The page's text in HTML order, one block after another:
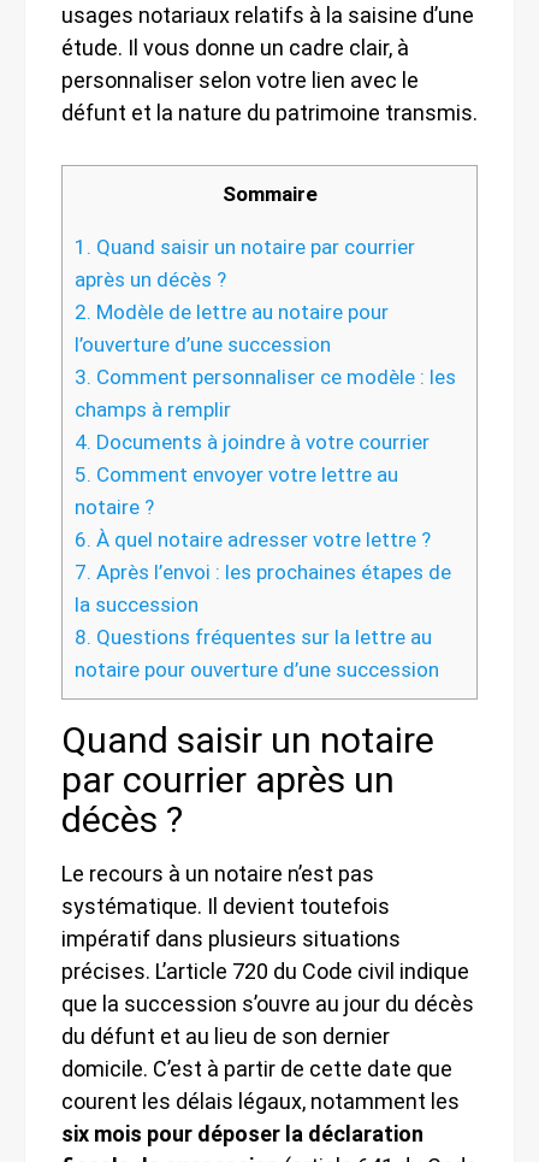
usages notariaux relatifs à la saisine d’une
étude. Il vous donne un cadre clair, à
personnaliser selon votre lien avec le
défunt et la nature du patrimoine transmis.
Sommaire
1. Quand saisir un notaire par courrier
après un décès ?
2. Modèle de lettre au notaire pour
l’ouverture d’une succession
3. Comment personnaliser ce modèle : les
champs à remplir
4. Documents à joindre à votre courrier
5. Comment envoyer votre lettre au
notaire ?
6. À quel notaire adresser votre lettre ?
7. Après l’envoi : les prochaines étapes de
la succession
8. Questions fréquentes sur la lettre au
notaire pour ouverture d’une succession
Quand saisir un notaire
par courrier après un
décès ?
Le recours à un notaire n’est pas
systématique. Il devient toutefois
impératif dans plusieurs situations
précises. L’article 720 du Code civil indique
que la succession s’ouvre au jour du décès
du défunt et au lieu de son dernier
domicile. C’est à partir de cette date que
courent les délais légaux, notamment les
six mois pour déposer la déclaration